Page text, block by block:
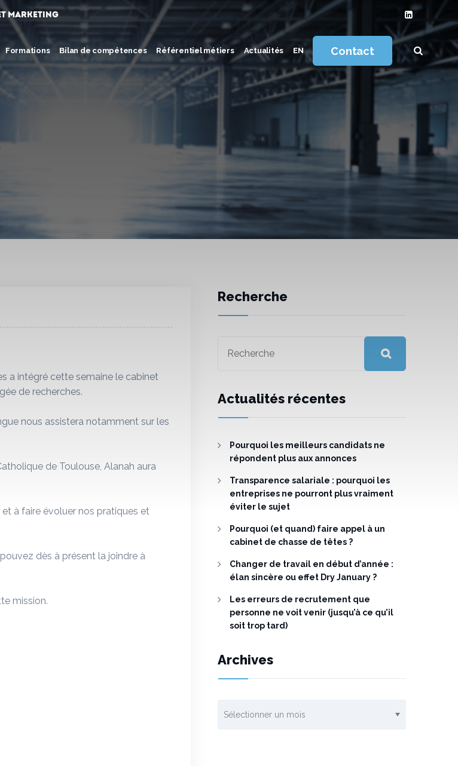
marketing
Formations Bilan de compétences Référentiel métiers Actualités Contact
EN
a intégré cette semaine le cabinet
de recherches.
nous assistera notamment sur les
de Toulouse, Alanah aura
à faire évoluer nos pratiques et
dès à présent la joindre à
mission.
Recherche
Actualités récentes
Pourquoi les meilleurs candidats ne
répondent plus aux annonces
Transparence salariale : pourquoi les
entreprises ne pourront plus vraiment
éviter le sujet
Pourquoi (et quand) faire appel à un
cabinet de chasse de têtes ?
Changer de travail en début d’année :
élan sincère ou effet Dry January ?
Les erreurs de recrutement que
personne ne voit venir (jusqu’à ce qu’il
soit trop tard)
Archives